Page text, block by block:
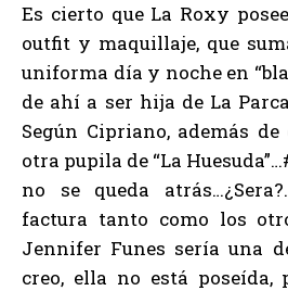
Es cierto que La Roxy
outfit y maquillaje, que
uniforma día y noche en
de ahí a ser hija de La
Según Cipriano, además
otra pupila de “La
no se queda
factura tanto como los
Jennifer Funes sería una
creo, ella no está poseída,